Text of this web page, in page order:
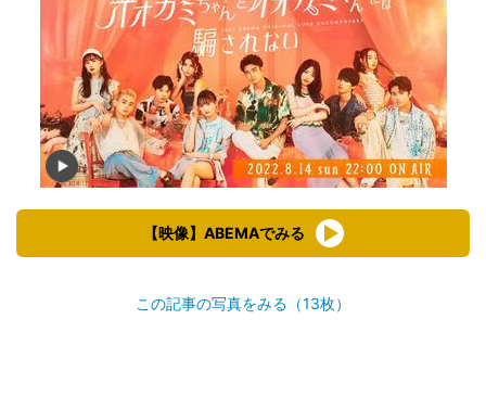
【映像】ABEMAでみる
この記事の写真をみる（13枚）